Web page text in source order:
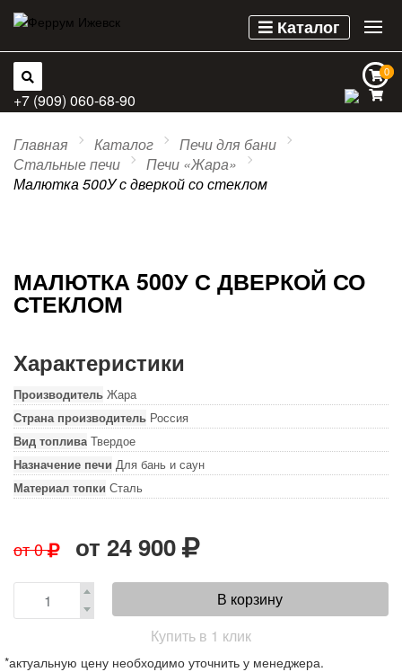
Каталог
0
0
+7 (909) 060-68-90
Главная Каталог
Печи для бани
Стальные печи
Печи «Жара»
Малютка 500У с дверкой со стеклом
МАЛЮТКА 500У С ДВЕРКОЙ СО
СТЕКЛОМ
Характеристики
Производитель Жара
Страна производитель Россия
Вид топлива Твердое
Назначение печи Для бань и саун
Материал топки Сталь
от0 от 24 900
В корзину
Купить в 1 клик
*актуальную цену необходимо уточнить у менеджера.